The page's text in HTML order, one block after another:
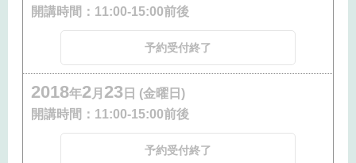
開講時間： 11:00-15:00前後
予約受付終了
2018年2月 23 日 (金曜日)
開講時間： 11:00-15:00前後
予約受付終了